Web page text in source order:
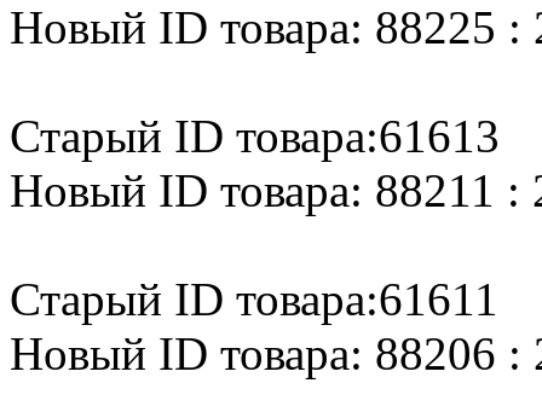
Новый ID товара: 88225 :
Старый ID товара:61613
Новый ID товара: 88211 :
Старый ID товара:61611
Новый ID товара: 88206 :